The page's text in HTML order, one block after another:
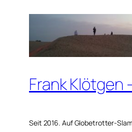
springen
Frank Klötgen
Seit 2016. Auf Globetrotter-